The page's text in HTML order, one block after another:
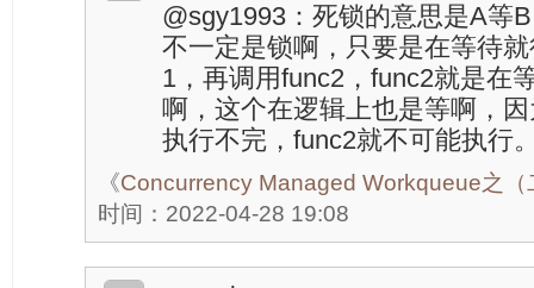
@sgy1993：死锁的意思是A等
不一定是锁啊，只要是在等待
1，再调用func2，func2就是在
啊，这个在逻辑上也是等啊，
执行不完，func2就不可能执行
《Concurrency Managed Workqueue之（
时间：2022-04-28 19:08